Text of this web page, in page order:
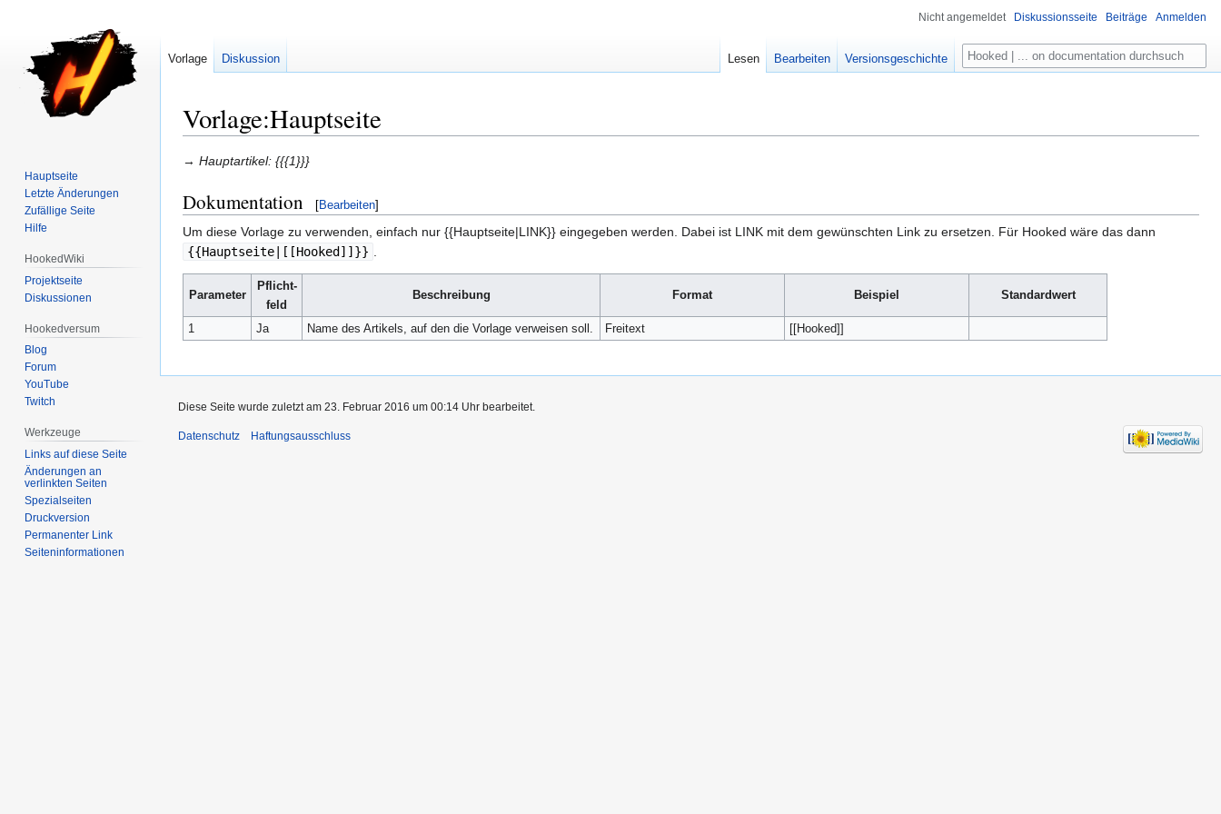
Vorlage:Hauptseite
Zur
springen
Zur
springen
→ Hauptartikel: {{{1}}}
Dokumentation [Bearbeiten]
Um diese Vorlage zu verwenden, einfach nur {{Hauptseite|LINK}} eingegeben werden. Dabei ist LINK mit dem gewünschten Link zu ersetzen. Für Hooked wäre das dann
{{Hauptseite|[[Hooked]]}}
Parameter
Pflicht-
feld
Beschreibung Format Beispiel Standardwert
1 Ja Name des Artikels, auf den die Vorlage verweisen soll. Freitext [[Hooked]]
Nicht angemeldet Diskussionsseite Beiträge Anmelden
Vorlage Diskussion Lesen Bearbeiten Versionsgeschichte
Suche
Hauptseite
Letzte Änderungen
Zufällige Seite
Hilfe
HookedWiki
Projektseite
Diskussionen
Hookedversum
Blog
Forum
YouTube
Twitch
Werkzeuge
Links auf diese Seite
Änderungen an
verlinkten Seiten
Spezialseiten
Druckversion
Permanenter Link
Seiten­informationen
Diese Seite wurde zuletzt am 23. Februar 2016 um 00:14 Uhr bearbeitet.
Datenschutz Haftungsausschluss